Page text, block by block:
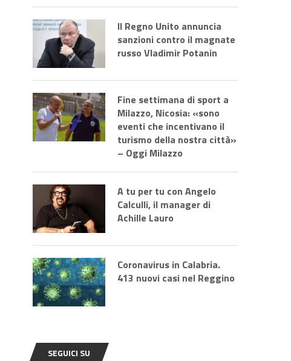
Il Regno Unito annuncia
sanzioni contro il magnate
russo Vladimir Potanin
Fine settimana di sport a
Milazzo, Nicosia: «sono
eventi che incentivano il
turismo della nostra città»
– Oggi Milazzo
A tu per tu con Angelo
Calculli, il manager di
Achille Lauro
Coronavirus in Calabria.
413 nuovi casi nel Reggino
SEGUICI SU